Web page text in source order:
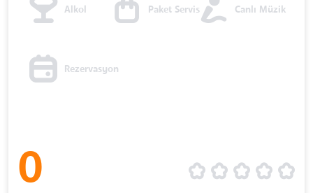
Alkol Paket Servis Canlı Müzik
Rezervasyon
0